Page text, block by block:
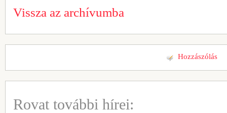
Vissza az archívumba
Hozzászólás
Rovat további hírei: